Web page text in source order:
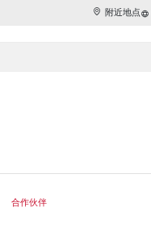
附近地点
合作伙伴